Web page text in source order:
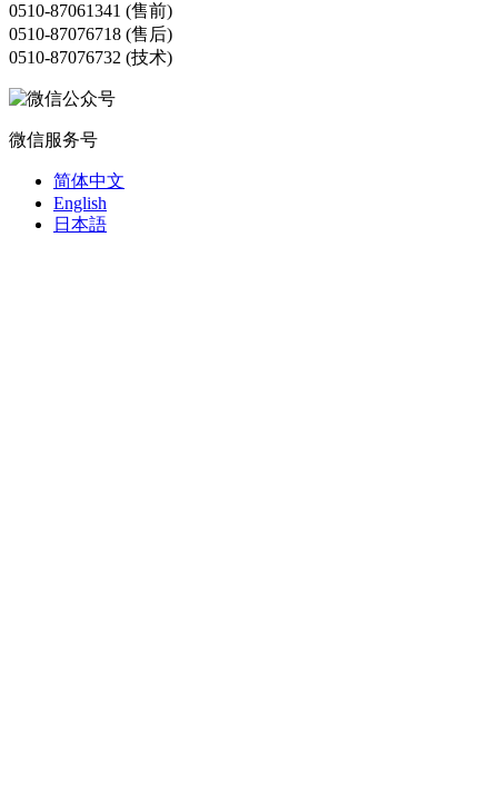
0510-87061341 (售前)
0510-87076718 (售后)
0510-87076732 (技术)
微信服务号
简体中文
English
日本語